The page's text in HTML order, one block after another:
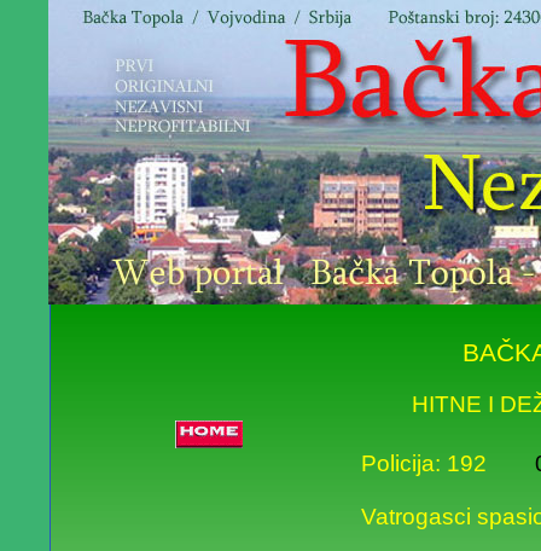
HITNE I
Policija: 192
Vatrogasci